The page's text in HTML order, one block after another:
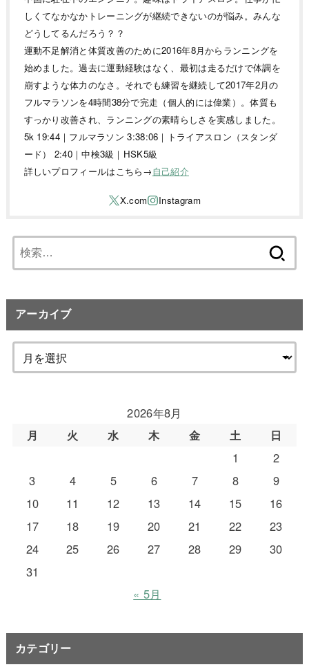
しくてなかなかトレーニングが継続できないのが悩み。みんな
どうしてるんだろう？？
運動不足解消と体質改善のために2016年8月からランニングを
始めました。過去に運動経験はなく、最初は走るだけで体調を
崩すような体力のなさ。それでも練習を継続して2017年2月の
フルマラソンを4時間38分で完走（個人的には偉業）。体質も
すっかり改善され、ランニングの素晴らしさを実感しました。
5k 19:44｜フルマラソン 3:38:06｜トライアスロン（スタンダ
ード） 2:40｜中検3級｜HSK5級
詳しいプロフィールはこちら→自己紹介
索:
アーカイブ
2026年8月
月
火 水 木 金 土
日
1
2
3
4 5 6 7 8
9
10
11 12 13 14 15
16
17
18 19 20 21 22
23
24
25 26 27 28 29
30
31
« 5月
カテゴリー